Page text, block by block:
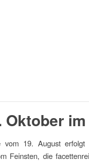
Oktober
vom 19. August
Feinsten, die